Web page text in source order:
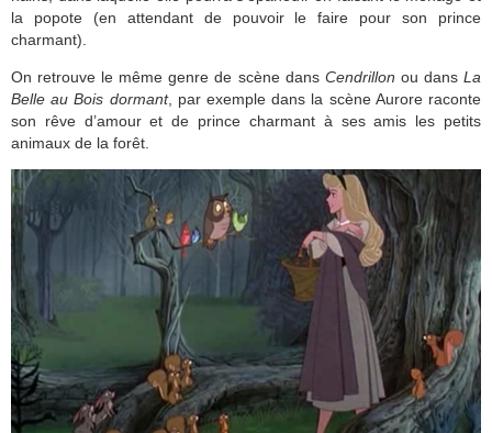
la popote (en attendant de pouvoir le faire pour son prince
charmant).
On retrouve le même genre de scène dans Cendrillon ou dansLa
Belle au Bois dormant, par exemple dans la scène Aurore raconte
son rêve d’amour et de prince charmant à ses amis les petits
animaux de la forêt.